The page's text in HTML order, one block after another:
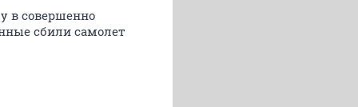
в совершенно
сбили самолет